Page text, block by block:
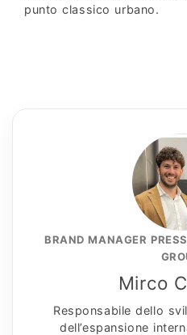
punto classico urbano.
BRAND MANAGER
Mirco
Responsabile dello
dell’espansione